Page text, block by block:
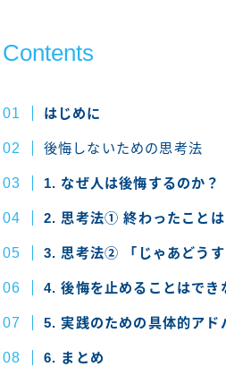
Contents
はじめに
後悔しないための思考法
1. なぜ人は後悔するのか？
2. 思考法① 終わったこと
3. 思考法② 「じゃあどうす
4. 後悔を止めることはでき
5. 実践のための具体的アド
6. まとめ